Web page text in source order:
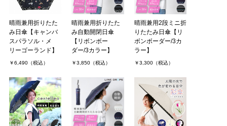
晴雨兼用折りたた
み日傘【キャンバ
スパラソル・メ
リーゴーランド】
￥6,490（税込）
晴雨兼用折りたた
み自動開閉日傘
【リボンボー
ダー/3カラー】
￥3,850（税込）
晴雨兼用2段ミニ折
りたたみ日傘【リ
ボンボーダー/3カ
ラー】
￥3,300（税込）